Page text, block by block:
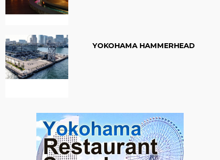
YOKOHAMA HAMMERHEAD